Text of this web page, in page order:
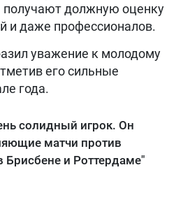
получают должную оценку
и даже профессионалов.
уважение к молодому
его сильные
года.
солидный игрок. Он
матчи против
Брисбене и Роттердаме"